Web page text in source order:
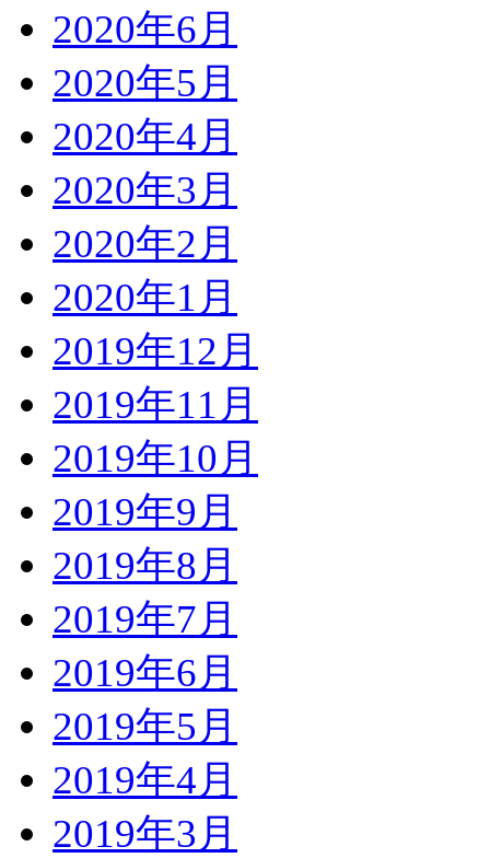
2020年6月
2020年5月
2020年4月
2020年3月
2020年2月
2020年1月
2019年12月
2019年11月
2019年10月
2019年9月
2019年8月
2019年7月
2019年6月
2019年5月
2019年4月
2019年3月